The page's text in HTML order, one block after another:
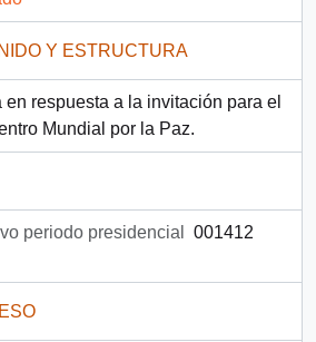
Y ESTRUCTURA
en respuesta a la invitación para el
Mundial por la Paz.
periodo presidencial 001412